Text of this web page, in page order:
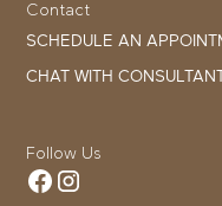
Contact
SCHEDULE AN
CHAT WITH CONSULTANT
Follow Us